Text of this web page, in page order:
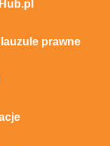
prawne